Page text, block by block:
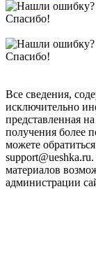
Все сведения,
исключительно
представленная
получения более
можете
материалов
администрации